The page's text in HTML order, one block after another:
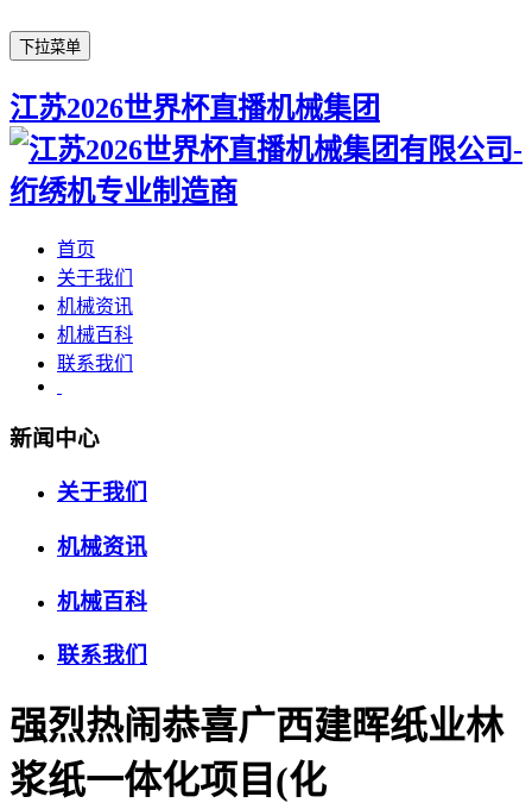
下拉菜单
江苏2026世界杯直播机械集团
首页
关于我们
机械资讯
机械百科
联系我们
新闻中心
关于我们
机械资讯
机械百科
联系我们
强烈热闹恭喜广西建晖纸业林
浆纸一体化项目(化